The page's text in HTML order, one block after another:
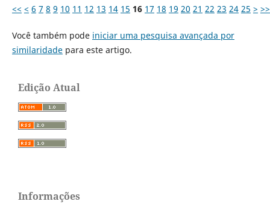
<< < 6 7 8 9 10 11 12 13 14 15 16 17 18 19 20 21 22 23 24 25 > >>
Você também pode iniciar uma pesquisa avançada por
similaridadepara este artigo.
Edição Atual
Informações